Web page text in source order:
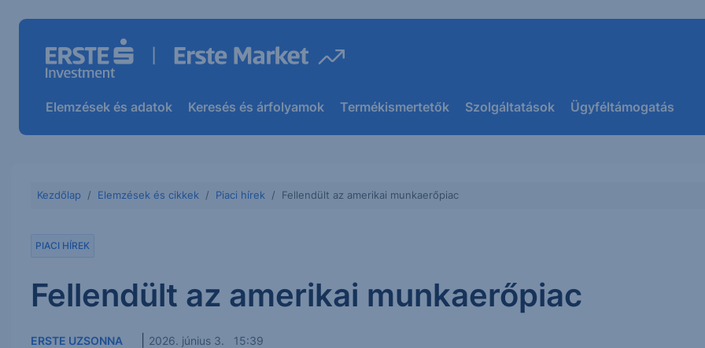
Elemzések és adatok Keresés és árfolyamok Termékismertetők Szolgáltatások Ügyféltámogatás
Kezdőlap Elemzések és cikkek Piaci hírek Fellendült az amerikai munkaerőpiac
PIACI HÍREK
Fellendült az amerikai munkaerőpiac
ERSTE UZSONNA 2026. június 3. 15:39